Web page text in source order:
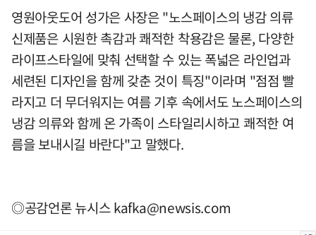
영원아웃도어 성가은 사장은 "노스페이스의 냉감 의류
신제품은 시원한 촉감과 쾌적한 착용감은 물론, 다양한
라이프스타일에 맞춰 선택할 수 있는 폭넓은 라인업과
세련된 디자인을 함께 갖춘 것이 특징"이라며 "점점 빨
라지고 더 무더워지는 여름 기후 속에서도 노스페이스의
냉감 의류와 함께 온 가족이 스타일리시하고 쾌적한 여
름을 보내시길 바란다"고 말했다.
◎공감언론 뉴시스kafka@newsis.com